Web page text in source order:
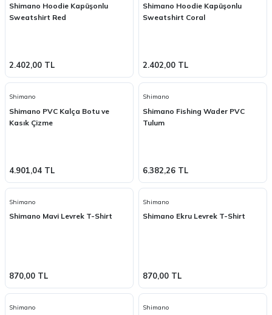
Shimano Hoodie Kapüşonlu
Sweatshirt Red
2.402,00 TL
Shimano Hoodie Kapüşonlu
Sweatshirt Coral
2.402,00 TL
Shimano
Shimano PVC Kalça Botu ve
Kasık Çizme
4.901,04 TL
Shimano
Shimano Fishing Wader PVC
Tulum
6.382,26 TL
Shimano
Shimano Mavi Levrek T-Shirt
870,00 TL
Shimano
Shimano Ekru Levrek T-Shirt
870,00 TL
Shimano Shimano